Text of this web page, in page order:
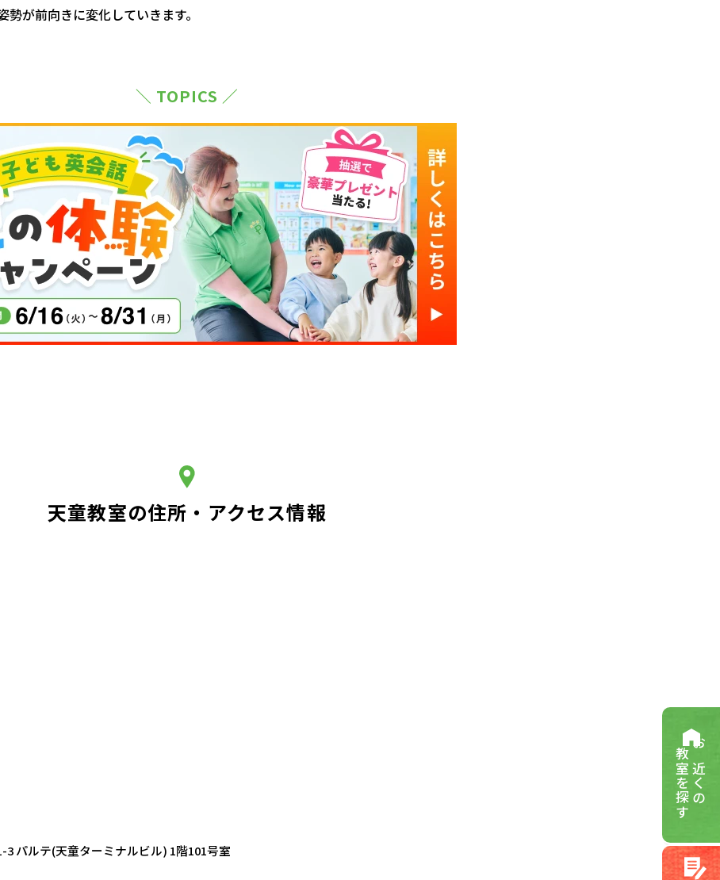
勢が前向きに変化していきます。
＼ TOPICS ／
天童教室の住所・アクセス情報
3 パルテ(天童ターミナルビル) 1階101号室
お近くの
教室を探す